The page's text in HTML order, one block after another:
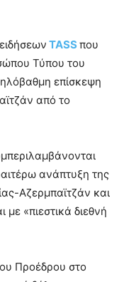
TASS που
Τύπου του
επίσκεψη
από το
ανάπτυξη της
Αζερμπαϊτζάν και
«πιεστικά διεθνή
Προέδρου στο